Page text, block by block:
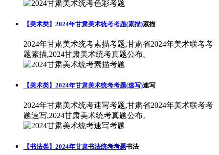
【美术类】2024年甘肃美术统考考题(素描)素描
2024年甘肃美术统考素描考题,甘肃省2024年美术联考考
题素描,2024甘肃美术统考真题公布。
【美术类】2024年甘肃美术统考考题(速写)速写
2024年甘肃美术统考速写考题,甘肃省2024年美术联考考
题速写,2024甘肃美术统考真题公布。
【书法类】2024年甘肃书法统考考题书法